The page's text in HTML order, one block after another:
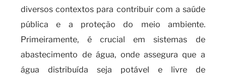
diversos contextos para contribuir com a saúde
pública e a proteção do meio ambiente.
Primeiramente, é crucial em sistemas de
abastecimento de água, onde assegura que a
água distribuída seja potável e livre de